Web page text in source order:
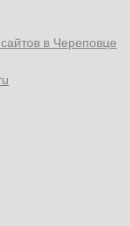
в Череповце